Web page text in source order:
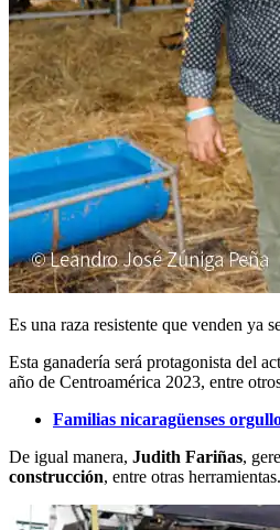
Es una raza resistente que venden ya
Esta ganadería será protagonista del
año de Centroamérica 2023, entre
Familias nicaragüenses
De igual manera, Judith Fariñas,
construcción, entre otras herramientas.